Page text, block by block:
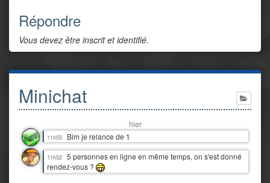
Répondre
Vous devez être inscrit et identifié.
Minichat
hier
11h55 Bim je relance de 1
11h52 5 personnes en ligne en même temps, on s'est donné
rendez-vous ?